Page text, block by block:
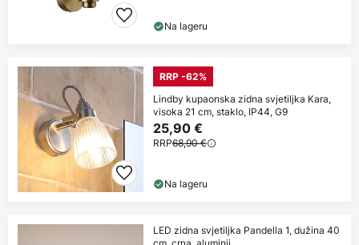
Na lageru
RRP -62%
Lindby kupaonska zidna svjetiljka Kara,
visoka 21 cm, staklo, IP44, G9
25,90 €
RRP68,90 €
Na lageru
LED zidna svjetiljka Pandella 1, dužina 40